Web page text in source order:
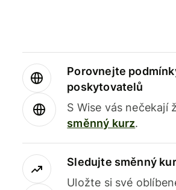
Porovnejte
poskytovatelů
S Wise vás nečekají
směnný kurz.
Sledujte směnný
Uložte si své